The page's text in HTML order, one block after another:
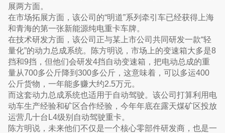
展两方面。
在市场拓展方面，该公司的“明道”系列牵引车已经获得上海
和青海的第一张新能源纯电重卡车牌。
在技术研发方面，该公司正与某上市公司共同研发一款“轻
量化”的动力总成系统。陈方明说，市场上的变速箱大多是8
挡和9挡，但他们会研发4挡自动变速箱，把电动总成的重
量从700多公斤降到300多公斤，这意味着，可以多运400
公斤货物，一年能多赚大约2.5万元。
而这套动力总成系统也适用于自动驾驶。该公司打算利用电
动车生产经验和矿区合作经验，今年年底在露天煤矿区投放
运营几十台L4级别自动驾驶重卡。
陈方明说，未来他们不仅是一个核心零部件研发商，也是一